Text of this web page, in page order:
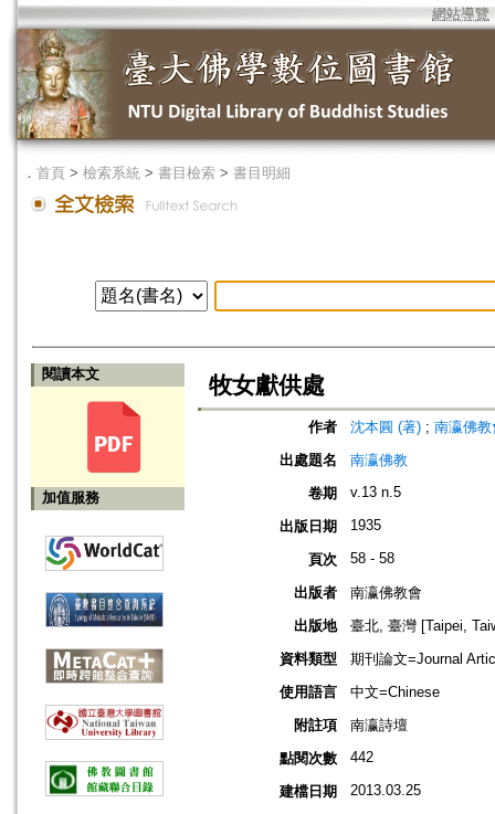
網站導覽
． 首頁 > 檢索系統 > 書目檢索 > 書目明細
閱讀本文
加值服務
牧女獻供處
作者 沈本圓 (著) ; 南瀛佛
出處題名
南瀛佛教
卷期
v.13 n.5
出版日期 1935
頁次 58 - 58
出版者
南瀛佛教會
出版地
臺北, 臺灣 [Taipei,
資料類型
期刊論文=Journal
使用語言
中文=Chinese
附註項
南瀛詩壇
點閱次數
442
建檔日期 2013.03.25